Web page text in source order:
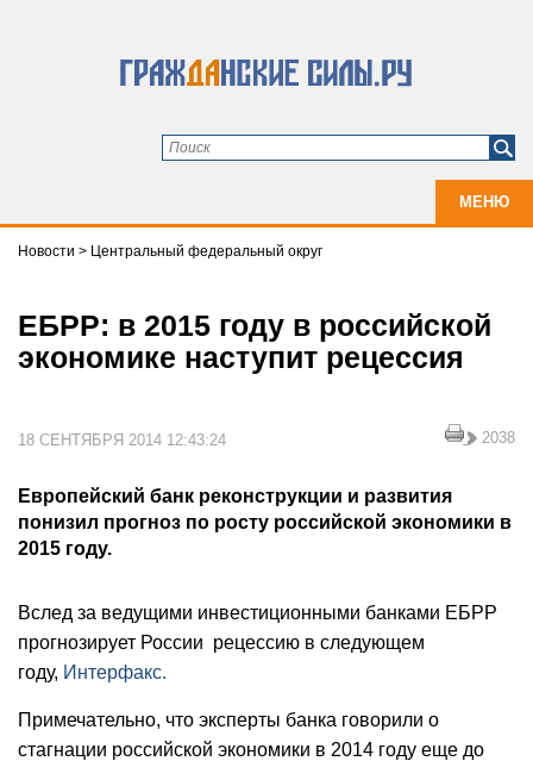
МЕНЮ
Новости > Центральный федеральный округ
ЕБРР: в 2015 году в российской
экономике наступит рецессия
18 СЕНТЯБРЯ 2014 12:43:24 2038
Европейский банк реконструкции и развития
понизил прогноз по росту российской экономики в
2015 году.
Вслед за ведущими инвестиционными банками ЕБРР
прогнозирует России рецессию в следующем
году, Интерфакс.
Примечательно, что эксперты банка говорили о
стагнации российской экономики в 2014 году еще до